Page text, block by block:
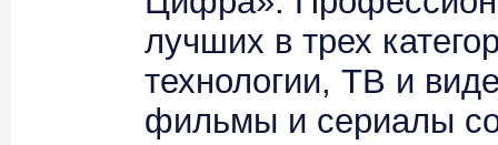
лучших в трех
технологии, ТВ и
фильмы и сериалы